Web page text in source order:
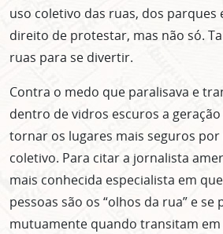
uso coletivo das ruas, dos parques
direito de protestar, mas não só.
ruas para se divertir.
Contra o medo que paralisava e
dentro de vidros escuros a
tornar os lugares mais seguros
coletivo. Para citar a jornalista
mais conhecida especialista em
pessoas são os “olhos da rua” e se
mutuamente quando transitam